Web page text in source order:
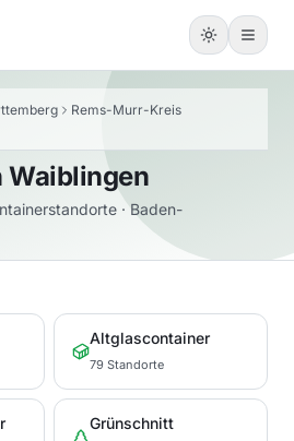
Rems-Murr-Kreis
Waiblingen
· Baden-
Altglascontainer
79 Standorte
Grünschnitt